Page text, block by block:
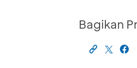
Bagikan